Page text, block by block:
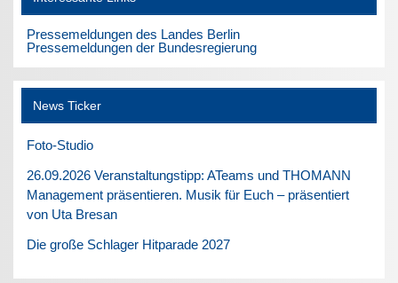
Pressemeldungen des Landes Berlin
Pressemeldungen der Bundesregierung
News Ticker
Foto-Studio
26.09.2026 Veranstaltungstipp: ATeams und THOMANN
Management präsentieren. Musik für Euch – präsentiert
von Uta Bresan
Die große Schlager Hitparade 2027